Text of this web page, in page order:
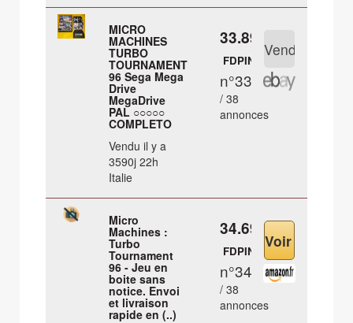
MICRO
MACHINES
TURBO
TOURNAMENT
96 Sega Mega
Drive
MegaDrive
PAL ○○○○○
COMPLETO
Vendu il y a
3590j 22h
Italie
33.89 €
FDPIN
n°33
/ 38
annonces
Micro
Machines :
Turbo
Tournament
96 - Jeu en
boite sans
notice. Envoi
et livraison
rapide en (..)
34.69 €
FDPIN
n°34
/ 38
annonces